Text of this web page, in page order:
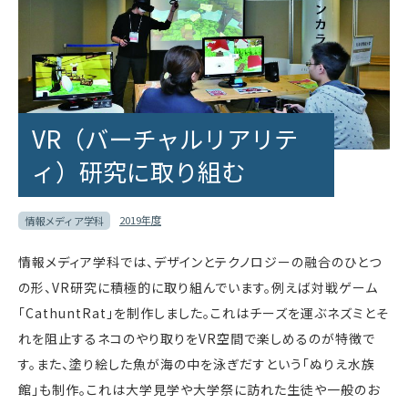
VR（バーチャルリアリテ
ィ）研究に取り組む
情報メディア学科 2019年度
情報メディア学科では、デザインとテクノロジーの融合のひとつ
の形、VR研究に積極的に取り組んでいます。例えば対戦ゲーム
「CathuntRat」を制作しました。これはチーズを運ぶネズミとそ
れを阻止するネコのやり取りをVR空間で楽しめるのが特徴で
す。また、塗り絵した魚が海の中を泳ぎだすという「ぬりえ水族
館」も制作。これは大学見学や大学祭に訪れた生徒や一般のお